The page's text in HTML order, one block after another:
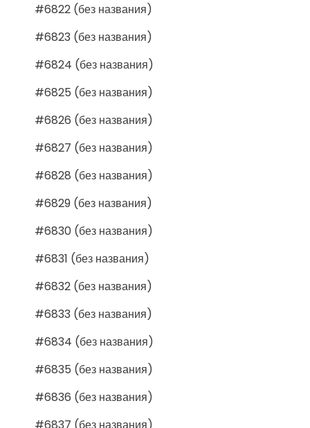
#6822 (без названия)
#6823 (без названия)
#6824 (без названия)
#6825 (без названия)
#6826 (без названия)
#6827 (без названия)
#6828 (без названия)
#6829 (без названия)
#6830 (без названия)
#6831 (без названия)
#6832 (без названия)
#6833 (без названия)
#6834 (без названия)
#6835 (без названия)
#6836 (без названия)
#6837 (без названия)